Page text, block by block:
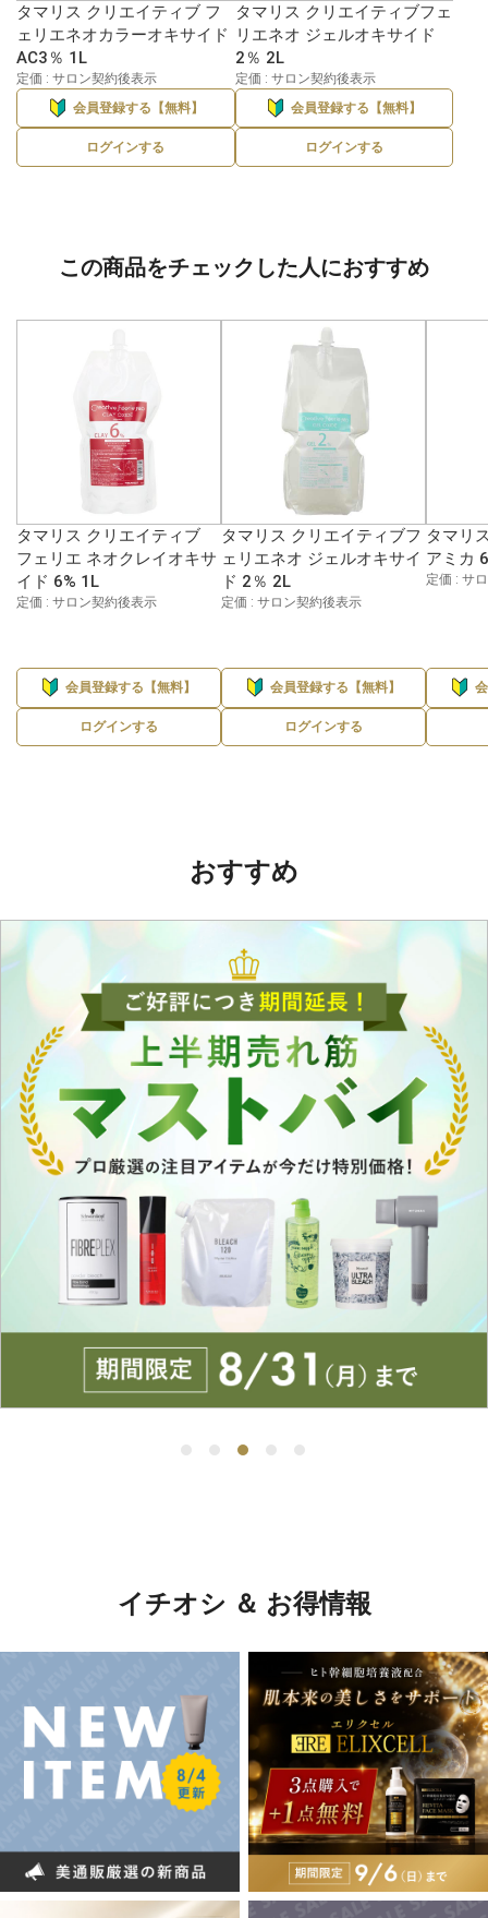
タマリス クリエイティブ フ
ェリエネオカラーオキサイド
AC3％ 1L
定価 : サロン契約後表示
会員登録する【無料】
ログインする
タマリス クリエイティブフェ
リエネオ ジェルオキサイド
2％ 2L
定価 : サロン契約後表示
会員登録する【無料】
ログインする
この商品をチェックした人におすすめ
タマリス クリエイティブ
フェリエ ネオクレイオキサ
イド 6% 1L
定価 : サロン契約後表示
会員登録する【無料】
ログインする
タマリス クリエイティブフ
ェリエネオ ジェルオキサイ
ド 2％ 2L
定価 : サロン契約後表示
会員登録する【無料】
ログインする
タマリ
アミカ
定価 : サ
おすすめ
イチオシ ＆ お得情報